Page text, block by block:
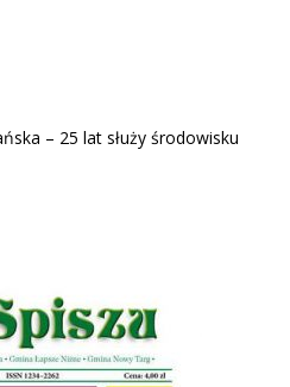
– 25 lat służy środowisku